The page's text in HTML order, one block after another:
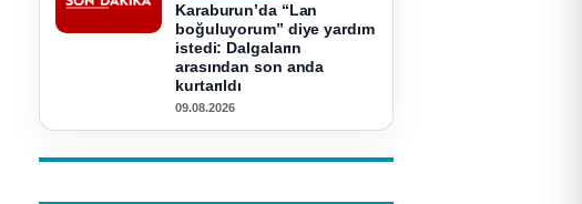
Karaburun’da “Lan
boğuluyorum” diye yardım
istedi: Dalgaların
arasından son anda
kurtarıldı
09.08.2026